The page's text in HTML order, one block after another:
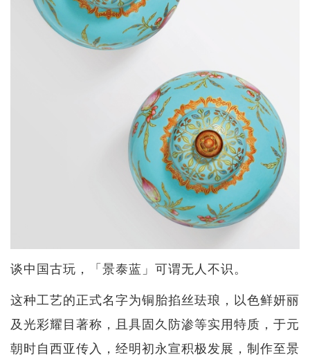
谈中国古玩，「景泰蓝」可谓无人不识。
这种工艺的正式名字为铜胎掐丝珐琅，以色鲜妍丽
及光彩耀目著称，且具固久防渗等实用特质，于元
朝时自西亚传入，经明初永宣积极发展，制作至景